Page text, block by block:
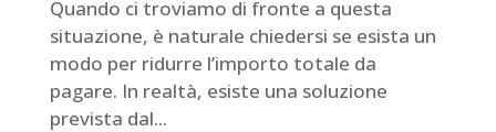
Quando ci troviamo di fronte a questa
situazione, è naturale chiedersi se esista un
modo per ridurre l’importo totale da
pagare. In realtà, esiste una soluzione
prevista dal...